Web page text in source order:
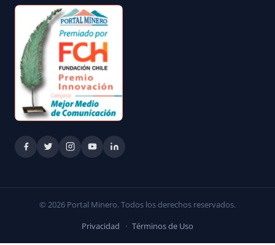
© 2026 Portal Minero. Todos los derechos reservados.
Privacidad · Términos de Uso